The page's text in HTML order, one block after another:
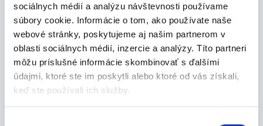
sociálnych médií a analýzu návštevnosti používame
súbory cookie. Informácie o tom, ako používate naše
webové stránky, poskytujeme aj našim partnerom v
oblasti sociálnych médií, inzercie a analýzy. Títo partneri
môžu príslušné informácie skombinovať s ďalšími
údajmi, ktoré ste im poskytli alebo ktoré od vás získali,
keď ste používali ich služby.
07.08.2026
Termín 10.08. Manipulačné
práce vo výrobe, brúsenie v...
Hľadáme stabilných brigádnikov na pomocné
manipu...
Bytča